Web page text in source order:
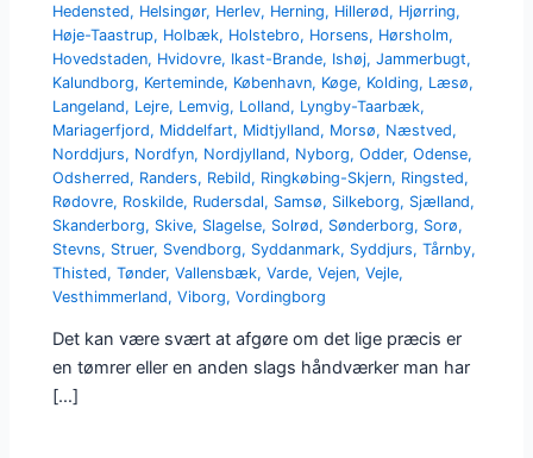
Hedensted, Helsingør, Herlev, Herning, Hillerød, Hjørring,
Høje-Taastrup, Holbæk, Holstebro, Horsens, Hørsholm,
Hovedstaden, Hvidovre, Ikast-Brande, Ishøj,Jammerbugt,
Kalundborg, Kerteminde, København, Køge, Kolding, Læsø,
Langeland, Lejre, Lemvig, Lolland, Lyngby-Taarbæk,
Mariagerfjord, Middelfart, Midtjylland, Morsø, Næstved,
Norddjurs, Nordfyn, Nordjylland, Nyborg,Odder,Odense,
Odsherred, Randers, Rebild, Ringkøbing-Skjern, Ringsted,
Rødovre, Roskilde, Rudersdal, Samsø, Silkeborg, Sjælland,
Skanderborg, Skive, Slagelse, Solrød, Sønderborg, Sorø,
Stevns, Struer, Svendborg, Syddanmark, Syddjurs,Tårnby,
Thisted,Tønder,Vallensbæk,Varde,Vejen,Vejle,
Vesthimmerland,Viborg,Vordingborg
Det kan være svært at afgøre om det lige præcis er
en tømrer eller en anden slags håndværker man har
[…]